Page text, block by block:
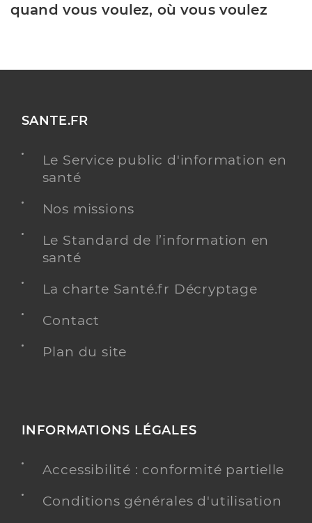
quand vous voulez, où vous voulez
SANTE.FR
Le Service public d'information en
santé
Nos missions
Le Standard de l’information en
santé
La charte Santé.fr Décryptage
Contact
Plan du site
INFORMATIONS LÉGALES
Accessibilité : conformité partielle
Conditions générales d'utilisation